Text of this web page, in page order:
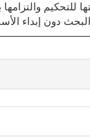
للتحكيم
دون إبداء